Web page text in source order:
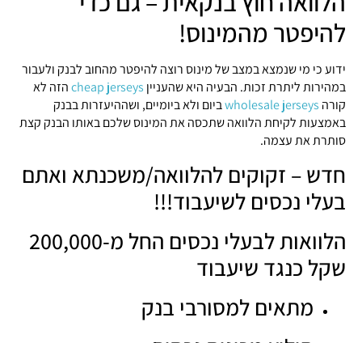
להיפטר מהמינוס!
ידוע כי מי שנמצא במצב של מינוס רוצה להיפטר מהחוב לבנק ולעבור
במהירות ליתרת זכות. הבעיה היא שהעניין cheap jerseysהזה לא
קורה wholesale jerseysביום ולא ביומיים, ושההיעזרות בבנק
באמצעות לקיחת הלוואה שתכסה את המינוס שלכם באותו הבנק קצת
סותרת את עצמה.
חדש – זקוקים להלוואה/משכנתא ואתם
בעלי נכסים לשיעבוד!!!
הלוואות לבעלי נכסים החל מ-200,000
שקל כנגד שיעבוד
מתאים למסורבי בנק